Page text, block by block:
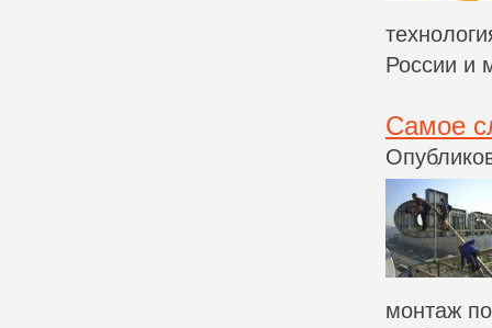
России и
Самое
монтаж